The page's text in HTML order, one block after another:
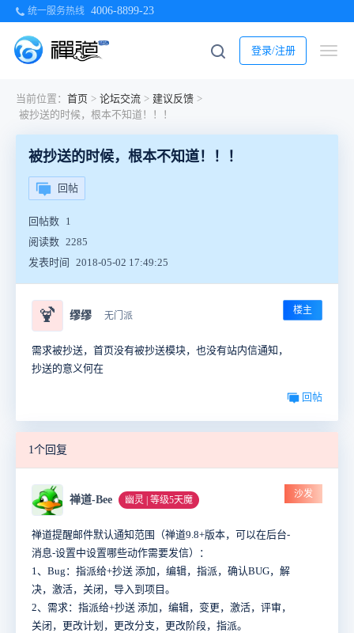
统一服务热线 4006-8899-23
登录/注册
当前位置： 首页 > 论坛交流 > 建议反馈 >
被抄送的时候，根本不知道！！！
被抄送的时候，根本不知道！！！
回帖
回帖数 1
阅读数 2285
发表时间
2018-05-02 17:49:25
🍹 缪缪 无门派 楼主
需求被抄送，首页没有被抄送模块，也没有站内信通知，
抄送的意义何在
回帖
1个回复
禅道-Bee 幽灵 | 等级5天魔
沙发
禅道提醒邮件默认通知范围（禅道9.8+版本，可以在后台-
消息-设置中设置哪些动作需要发信）：
1、Bug：指派给+抄送 添加，编辑，指派，确认BUG，解
决，激活，关闭，导入到项目。
2、需求：指派给+抄送 添加，编辑，变更，激活，评审，
关闭，更改计划，更改分支，更改阶段，指派。